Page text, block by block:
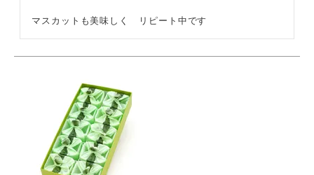
マスカットも美味しく　リピート中です